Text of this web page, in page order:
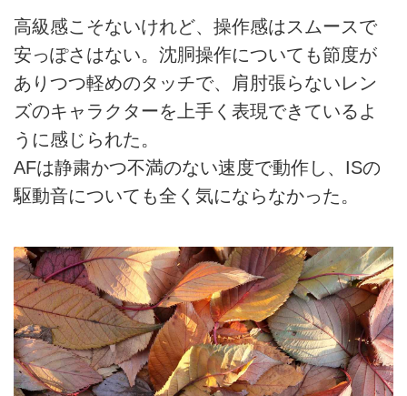
高級感こそないけれど、操作感はスムースで
安っぽさはない。沈胴操作についても節度が
ありつつ軽めのタッチで、肩肘張らないレン
ズのキャラクターを上手く表現できているよ
うに感じられた。
AFは静粛かつ不満のない速度で動作し、ISの
駆動音についても全く気にならなかった。